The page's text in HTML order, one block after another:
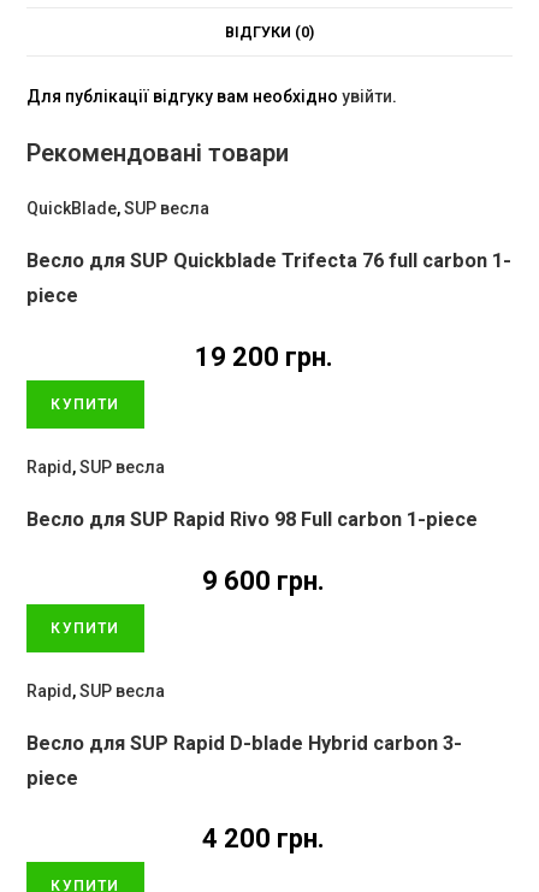
ВІДГУКИ (0)
Для публікації відгуку вам необхідноувійти.
Рекомендовані товари
QuickBlade,SUP весла
Весло для SUP Quickblade Trifecta 76 full carbon 1-
piece
грн.
19 200
КУПИТИ
Rapid ,SUP весла
Весло для SUP Rapid Rivo 98 Full carbon 1-piece
грн.
9 600
КУПИТИ
Rapid,SUP весла
Весло для SUP Rapid D-blade Hybrid carbon 3-
piece
грн.
4 200
КУПИТИ